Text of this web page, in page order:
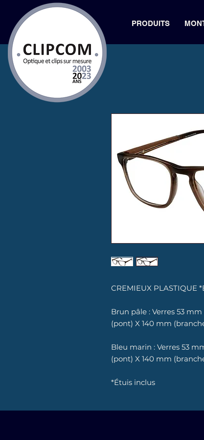
PRODUITS
CREMIEUX PLASTIQUE
Brun pâle : Verres 53
(pont) X 140 mm
Bleu marin : Verres 53
(pont) X 140 mm
*Étuis inclus